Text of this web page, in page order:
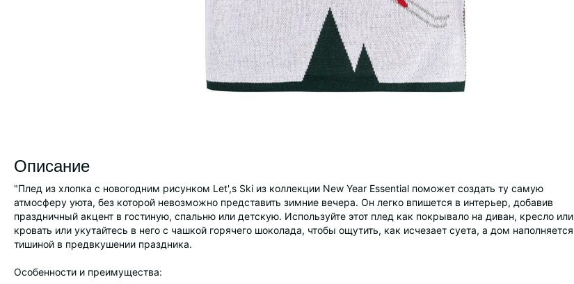
Описание
"Плед из хлопка с новогодним рисунком Let',s Ski из коллекции New Year Essential поможет создать ту самую
атмосферу уюта, без которой невозможно представить зимние вечера. Он легко впишется в интерьер, добавив
праздничный акцент в гостиную, спальню или детскую. Используйте этот плед как покрывало на диван, кресло или
кровать или укутайтесь в него с чашкой горячего шоколада, чтобы ощутить, как исчезает суета, а дом наполняется
тишиной в предвкушении праздника.
Особенности и преимущества: